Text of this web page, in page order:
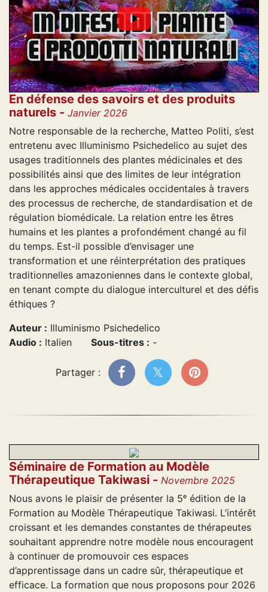
En défense des savoirs et des produits
naturels - Janvier 2026
Notre responsable de la recherche, Matteo Politi, s’est
entretenu avec Illuminismo Psichedelico au sujet des
usages traditionnels des plantes médicinales et des
possibilités ainsi que des limites de leur intégration
dans les approches médicales occidentales à travers
des processus de recherche, de standardisation et de
régulation biomédicale. La relation entre les êtres
humains et les plantes a profondément changé au fil
du temps. Est-il possible d’envisager une
transformation et une réinterprétation des pratiques
traditionnelles amazoniennes dans le contexte global,
en tenant compte du dialogue interculturel et des défis
éthiques ?
Auteur : Illuminismo Psichedelico
Audio : Italien Sous-titres : -
Partager :
Séminaire de Formation au Modèle
Thérapeutique Takiwasi - Novembre 2025
Nous avons le plaisir de présenter la 5ᵉ édition de la
Formation au Modèle Thérapeutique Takiwasi. L’intérêt
croissant et les demandes constantes de thérapeutes
souhaitant apprendre notre modèle nous encouragent
à continuer de promouvoir ces espaces
d’apprentissage dans un cadre sûr, thérapeutique et
efficace. La formation que nous proposons pour 2026